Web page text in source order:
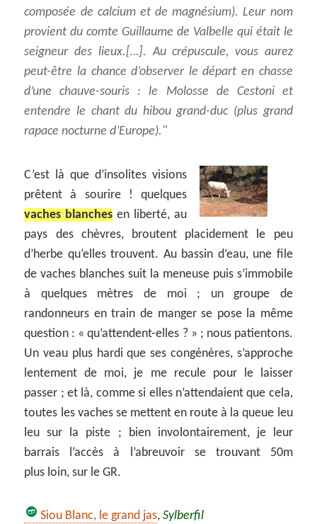
composée de calcium et de magnésium). Leur nom
provient du comte Guillaume de Valbelle qui était le
seigneur des lieux.[…]. Au crépuscule, vous aurez
peut-être la chance d’observer le départ en chasse
d’une chauve-souris : le Molosse de Cestoni et
entendre le chant du hibou grand-duc (plus grand
rapace nocturne d’Europe).
C’est là que d’insolites visions
prêtent à sourire ! quelques
vaches blanches en liberté, au
pays des chèvres, broutent placidement le peu
d’herbe qu’elles trouvent. Au bassin d’eau, une file
de vaches blanches suit la meneuse puis s’immobile
à quelques mètres de moi ; un groupe de
randonneurs en train de manger se pose la même
question : « qu’attendent-elles ? » ; nous patientons.
Un veau plus hardi que ses congénères, s’approche
lentement de moi, je me recule pour le laisser
passer ; et là, comme si elles n’attendaient que cela,
toutes les vaches se mettent en route à la queue leu
leu sur la piste ; bien involontairement, je leur
barrais l’accès à l’abreuvoir se trouvant 50m
plus loin, sur le GR.
Siou Blanc, le grand jas,Sylberfil